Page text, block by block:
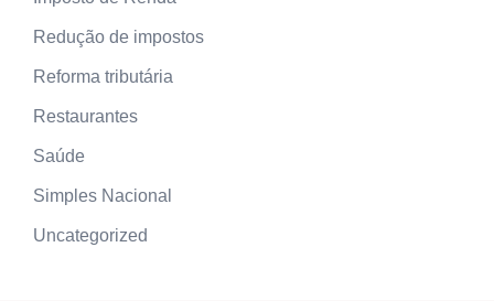
Redução de impostos
Reforma tributária
Restaurantes
Saúde
Simples Nacional
Uncategorized